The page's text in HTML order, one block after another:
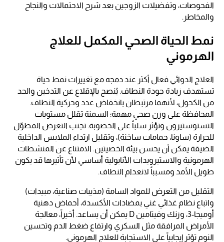
الفحوصات، وتفضيلات الزوجين بعد شرح الاحتمالات والنجاح
والمخاطر.
نمط الحياة الصحي المكمل للعلاج
الهرموني
العلاج الدوائي فعال أكثر عند دمجه مع تغييرات نمط حياة
تستهدف زيادة جودة النطاف. يُنصح بالإقلاع عن التدخين والحد
من الكحول، لأنهما مرتبطان بانخفاض عدد وحركية النطاف.
المحافظة على وزن صحي مهمة؛ السمنة تقلل مستويات
التستوستيرون وتؤثر سلباً على الخصوبة. تجنب التعرض المطوّل
للحرارة (ساونا، حمامات ساخنة)، وتقليل ارتداء الملابس الداخلية
الضيقة يمكن أن يحسن بيئة الخصيتين. الامتناع عن المنشطات
الهرمونية والاستيرويدات الأنابولية أساسي لأن تأثيرها قد يكون
طويل الأمد ومسبباً لانعدام النطاف.
التقليل من التعرض للمواد السامة (مذيبات صناعية، مبيدات)
واتباع نظام غذائي غني بمضادات الأكسدة، أحماض دهنية
أوميجا-3، وزنك وفيتامين D يمكن أن يساعد. أخيراً، معالجة
الأمراض المرافقة مثل السكري وارتفاع ضغط الدم وتحسين
النوم تؤثر إيجابياً على الاستجابة للعلاج الهرموني.